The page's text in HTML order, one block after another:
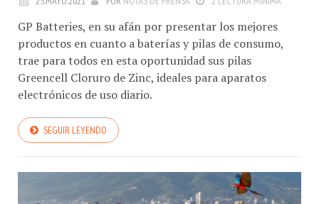
GP Batteries, en su afán por presentar los mejores
productos en cuanto a baterías y pilas de consumo,
trae para todos en esta oportunidad sus pilas
Greencell Cloruro de Zinc, ideales para aparatos
electrónicos de uso diario.